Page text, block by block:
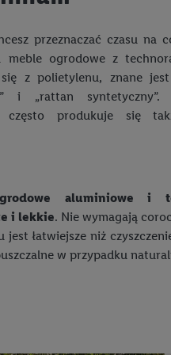
przeznaczać czasu na
meble ogrodowe z
się z polietylenu, znane
i „rattan syntetyczny”.
często produkuje się
aluminiowe i
i lekkie. Nie wymagają
jest łatwiejsze niż
w przypadku
podobny sposób jak poniżej
świadczonych przez podmioty
wymienionych powyżej
zahashowanej.
firmę Utiq oraz operatora
sprawdzi, czy technologia jest
IP użytkownika operatorowi
klienta, takiego jak numer
użytkownika i zebrania
ta może być również
trzecie, abyśmy mogli
Utiq można wycofać w
"Dostosuj"/"Korzystanie z